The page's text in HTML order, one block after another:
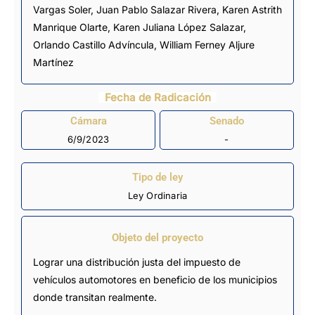
Vargas Soler, Juan Pablo Salazar Rivera, Karen Astrith
Manrique Olarte, Karen Juliana López Salazar,
Orlando Castillo Advíncula, William Ferney Aljure
Martínez
Fecha de Radicación
Cámara
6/9/2023
Senado
-
Tipo de ley
Ley Ordinaria
Objeto del proyecto
Lograr una distribución justa del impuesto de
vehículos automotores en beneficio de los municipios
donde transitan realmente.